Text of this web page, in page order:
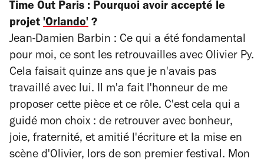
Time Out Paris : Pourquoi avoir accepté le
projet 'Orlando' ?
Jean-Damien Barbin : Ce qui a été fondamental
pour moi, ce sont les retrouvailles avec Olivier Py.
Cela faisait quinze ans que je n'avais pas
travaillé avec lui. Il m'a fait l'honneur de me
proposer cette pièce et ce rôle. C'est cela qui a
guidé mon choix : de retrouver avec bonheur,
joie, fraternité, et amitié l'écriture et la mise en
scène d'Olivier, lors de son premier festival. Mon